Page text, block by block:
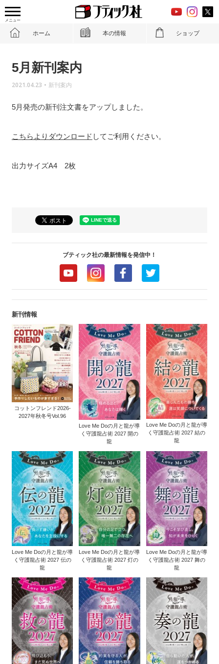
メニュー
ホーム 本の情報 ショップ
5月新刊案内
2021.04.23 • 新刊案内
5月発売の新刊注文書をアップしました。
こちらよりダウンロード してご利用ください。
出力サイズA4 2枚
ブティック社の最新情報を発信中！
新刊情報
コットンフレンド2026-
2027年秋冬号Vol.96
Love Me Doの月と龍が導
く守護龍占術 2027 開の
龍
Love Me Doの月と龍が導
く守護龍占術 2027 結の
龍
Love Me Doの月と龍が導
く守護龍占術 2027 伝の
龍
Love Me Doの月と龍が導
く守護龍占術 2027 灯の
龍
Love Me Doの月と龍が導
く守護龍占術 2027 舞の
龍